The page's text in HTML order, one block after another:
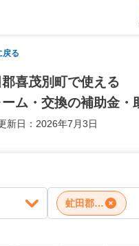
戻る
喜茂別町で使える
ーム・交換の補助金・
新日：2026年7月3日
虻田郡喜茂別町